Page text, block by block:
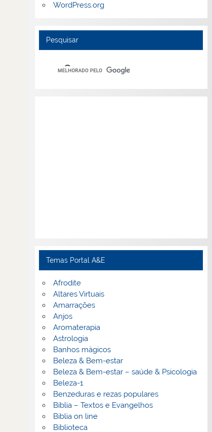
WordPress.org
Pesquisar
Temas Portal A&E
Afrodite
Altares Virtuais
Amarrações
Anjos
Aromaterapia
Astrologia
Banhos mágicos
Beleza & Bem-estar
Beleza & Bem-estar – saúde & Psicologia
Beleza-1
Benzeduras e rezas populares
Bíblia – Textos e Evangelhos
Biblia on line
Biblioteca